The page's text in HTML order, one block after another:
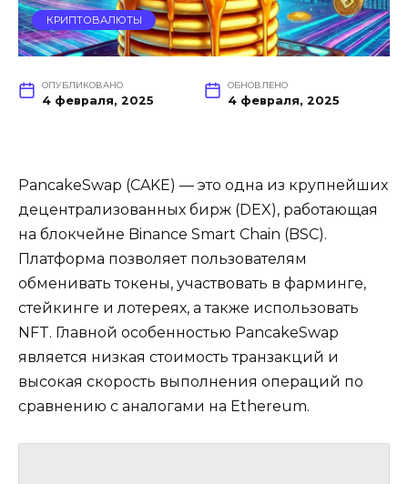
КРИПТОВАЛЮТЫ
ОПУБЛИКОВАНО
4 февраля, 2025
ОБНОВЛЕНО
4 февраля, 2025
PancakeSwap (CAKE) — это одна из крупнейших
децентрализованных бирж (DEX), работающая
на блокчейне Binance Smart Chain (BSC).
Платформа позволяет пользователям
обменивать токены, участвовать в фарминге,
стейкинге и лотереях, а также использовать
NFT. Главной особенностью PancakeSwap
является низкая стоимость транзакций и
высокая скорость выполнения операций по
сравнению с аналогами на Ethereum.